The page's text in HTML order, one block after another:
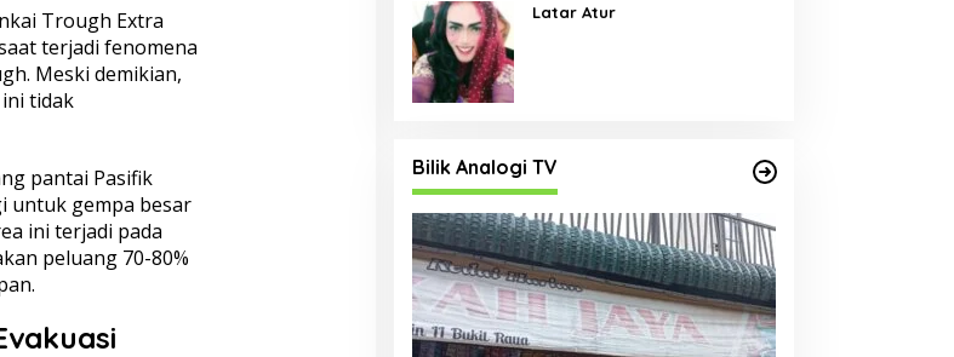
Trough Extra
terjadi fenomena
Meski demikian,
tidak
pantai Pasifik
untuk gempa besar
ini terjadi pada
peluang 70-80%
Latar Atur
Bilik Analogi TV